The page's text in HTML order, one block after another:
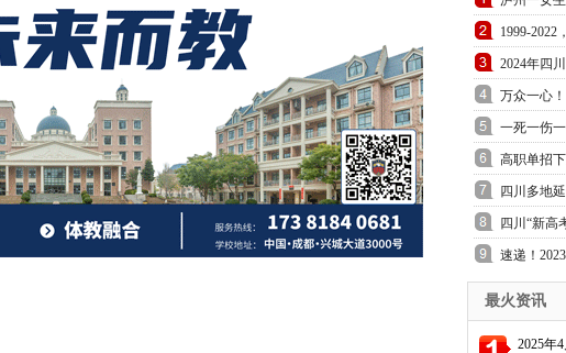
警火速送医
1999-2022
题目汇总！
2024年四
万众一心
驰援成都
一死一伤
坍塌
高职单招
项要注意
四川多地
四川“新高
问来了
速递！
目来了
最火资讯
2025年